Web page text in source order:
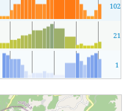
1024
21
1